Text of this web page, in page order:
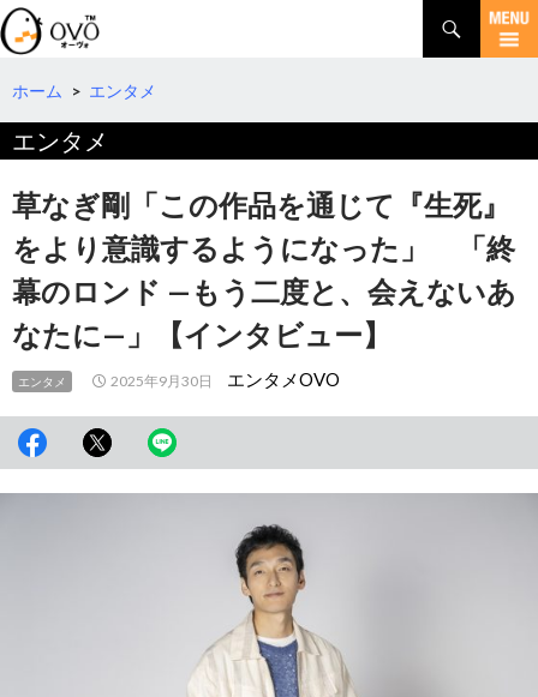
検
索
コ
テ
へ
移
動
ホーム > エンタメ
エンタメ
草なぎ剛「この作品を通じて『生死』
をより意識するようになった」 「終
幕のロンド —もう二度と、会えないあ
なたに—」【インタビュー】
エンタメ 2025年9月30日 エンタメOVO